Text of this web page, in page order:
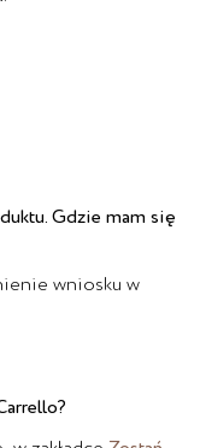
Gdzie mam się
wniosku w